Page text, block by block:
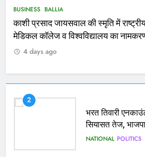
BUSINESS BALLIA
काशी प्रसाद जायसवाल की स्मृति में
मेडिकल कॉलेज व विश्वविद्यालय का
4 days ago
1
बचाने के लिए
ACCIDENT BUSINESS
2
भरत तिवारी
सियासत तेज,
NATIONAL POLITICS